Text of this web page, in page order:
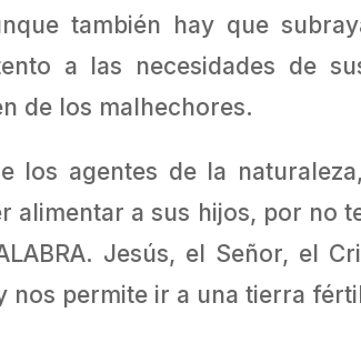
también hay que
a las necesidades de
de los malhechores.
los agentes de la
alimentar a sus hijos, por no
Jesús, el Señor, el
permite ir a una tierra